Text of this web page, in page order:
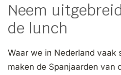
Neem
de lunch
Waar we in Nederland vaak
maken de Spanjaarden van